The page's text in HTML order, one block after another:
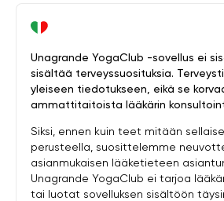
Unagrande YogaClub -sovellus ei
sisältää terveyssuosituksia.
yleiseen tiedotukseen, eikä se
ammattitaitoista lääkärin
Siksi, ennen kuin teet mitään
perusteella, suosittelemme
asianmukaisen lääketieteen
Unagrande YogaClub ei tarjoa
tai luotat sovelluksen sisältöön